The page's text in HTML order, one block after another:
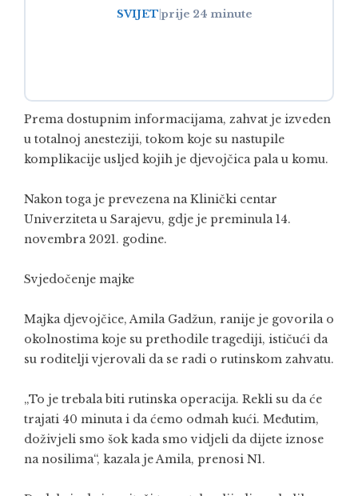
SVIJET prije 24 minute
Prema dostupnim informacijama, zahvat je izveden
u totalnoj anesteziji, tokom koje su nastupile
komplikacije usljed kojih je djevojčica pala u komu.
Nakon toga je prevezena na Klinički centar
Univerziteta u Sarajevu, gdje je preminula 14.
novembra 2021. godine.
Svjedočenje majke
Majka djevojčice, Amila Gadžun, ranije je govorila o
okolnostima koje su prethodile tragediji, ističući da
su roditelji vjerovali da se radi o rutinskom zahvatu.
„To je trebala biti rutinska operacija. Rekli su da će
trajati 40 minuta i da ćemo odmah kući. Međutim,
doživjeli smo šok kada smo vidjeli da dijete iznose
na nosilima“, kazala je Amila, prenosi N1.